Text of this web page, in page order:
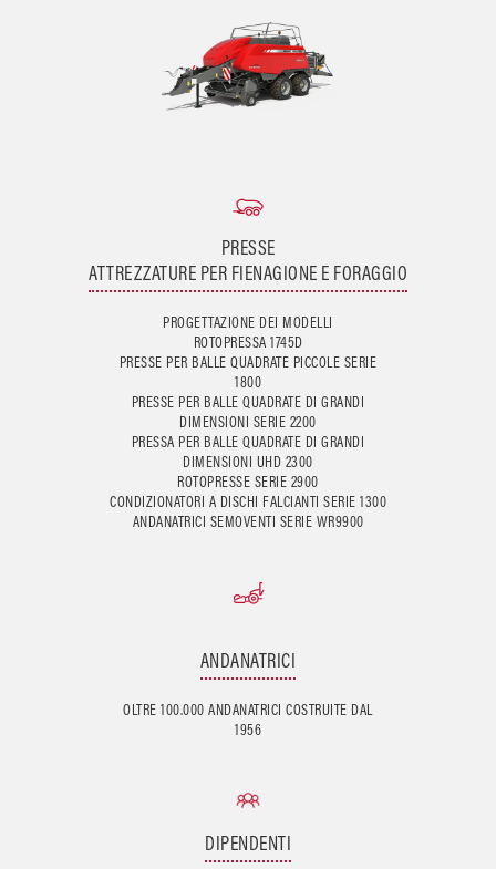
PRESSE
ATTREZZATURE PER FIENAGIONE E FORAGGIO
PROGETTAZIONE DEI MODELLI
ROTOPRESSA 1745D
PRESSE PER BALLE QUADRATE PICCOLE SERIE
1800
PRESSE PER BALLE QUADRATE DI GRANDI
DIMENSIONI SERIE 2200
PRESSA PER BALLE QUADRATE DI GRANDI
DIMENSIONI UHD 2300
ROTOPRESSE SERIE 2900
CONDIZIONATORI A DISCHI FALCIANTI SERIE 1300
ANDANATRICI SEMOVENTI SERIE WR9900
ANDANATRICI
OLTRE 100.000 ANDANATRICI COSTRUITE DAL
1956
DIPENDENTI